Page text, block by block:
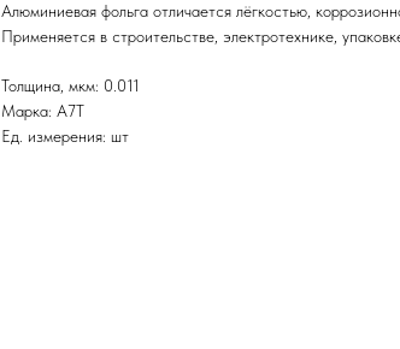
Алюминиевая фольга отличается лёгкостью,
Применяется в строительстве, электротехнике,
Толщина, мкм: 0.011
Марка: А7Т
Ед. измерения: шт